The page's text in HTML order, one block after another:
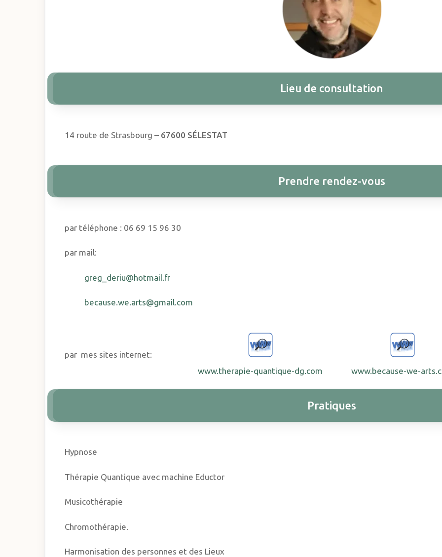
Lieu de consultation
14 route de Strasbourg – 67600 SÉLESTAT
Prendre rendez-vous
par téléphone : 06 69 15 96 30
par mail:
greg_deriu@hotmail.fr
because.we.arts@gmail.com
par mes sites internet:
www.therapie-quantique-dg.com
www.because-we-
Pratiques
Hypnose
Thérapie Quantique avec machine Eductor
Musicothérapie
Chromothérapie.
Harmonisation des personnes et des Lieux